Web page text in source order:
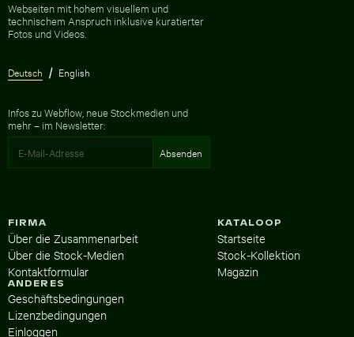
Webseiten mit hohem visuellem und
technischem Anspruch inklusive kuratierter
Fotos und Videos.
Deutsch English
Infos zu Webflow, neue Stockmedien und
mehr – im Newsletter:
KATALOOP
Startseite
Stock-Kollektion
Magazin
FIRMA
Über die Zusammenarbeit
Über die Stock-Medien
Kontaktformular
ANDERES
Geschäftsbedingungen
Lizenzbedingungen
Einloggen